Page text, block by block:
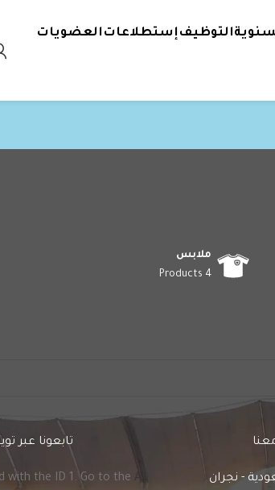
التوظيف إستطلاعات العضويات
ملابس
4 Products
- نجران
تابعونا عبر
with the ID 1. Go to the All